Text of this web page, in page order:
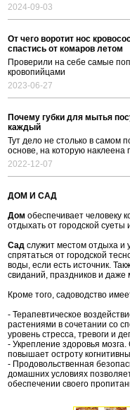
2024-09-03
От чего воротит нос
спастись от комаров летом
Проверили на себе самые
кровопийцами
2023-06-27
Почему губки для мытья
каждый
Тут дело не столько в самом
основе, на которую наклеена
2022-12-07
ДОМ И САД
Дом обеспечивает человеку
отдыхать от городской
Сад служит местом отдыха и
спрятаться от городской
воды, если есть источник.
свиданий, праздников и даже
Кроме того, садоводство
- Терапевтическое
растениями в сочетании со
уровень стресса, тревоги и
- Укрепление здоровья
повышает остроту
- Продовольственная
домашних условиях
обеспечении своего